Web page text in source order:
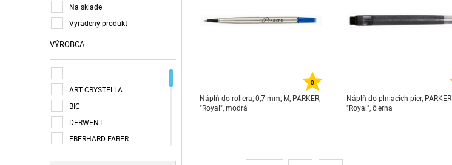
Na sklade
Vyradený produkt
VÝROBCA
ART CRYSTELLA
BIC
DERWENT
EBERHARD FABER
0
Náplň do rollera, 0,7 mm, M, PARKER,
"Royal", modrá
Náplň do plniacich pier, PARKER
"Royal", čierna